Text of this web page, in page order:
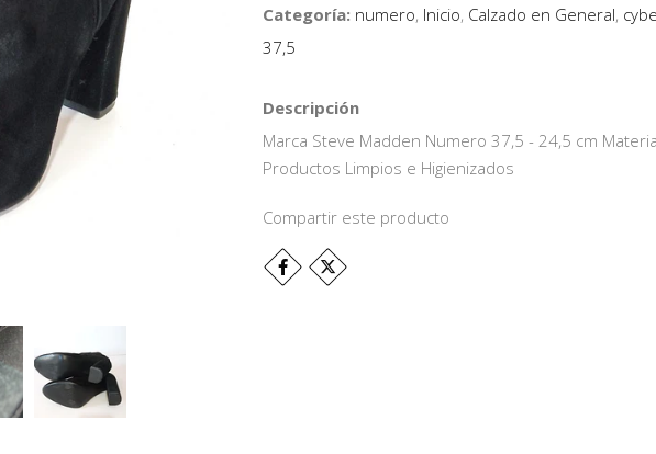
Categoría: numero, Inicio, Calzado en General,
37,5
Descripción
Marca Steve Madden Numero 37,5 - 24,5 cm
Productos Limpios e Higienizados
Compartir este producto